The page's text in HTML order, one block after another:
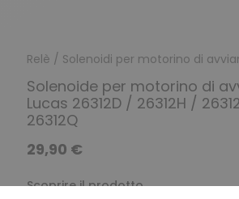
Relè / Solenoidi per motorino di
Solenoide per motorino di
Lucas 26312D / 26312H /
26312Q
29,90 €
Scoprire il prodotto